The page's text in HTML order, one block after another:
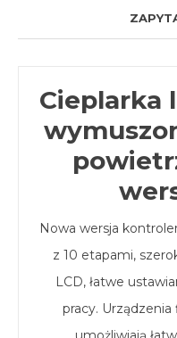
Cieplarka
Nowa wersja
z 10 etapami,
LCD, łatwe
pracy.